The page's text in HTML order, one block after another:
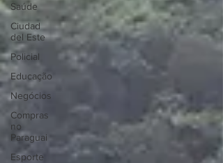
Saúde
Ciudad
del Este
Policial
Educação
Negócios
Compras
no
Paraguai
Esporte